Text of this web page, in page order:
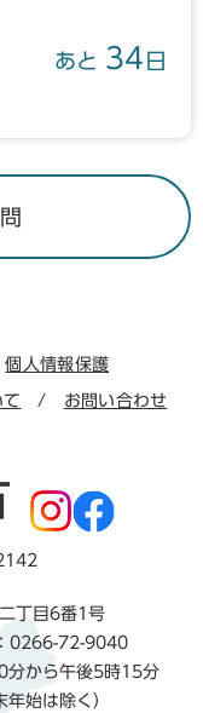
あと 34 日
個人情報保護
て お問い合わせ
丁目6番1号
0266-72-9040
分から午後5時15分
年始は除く）